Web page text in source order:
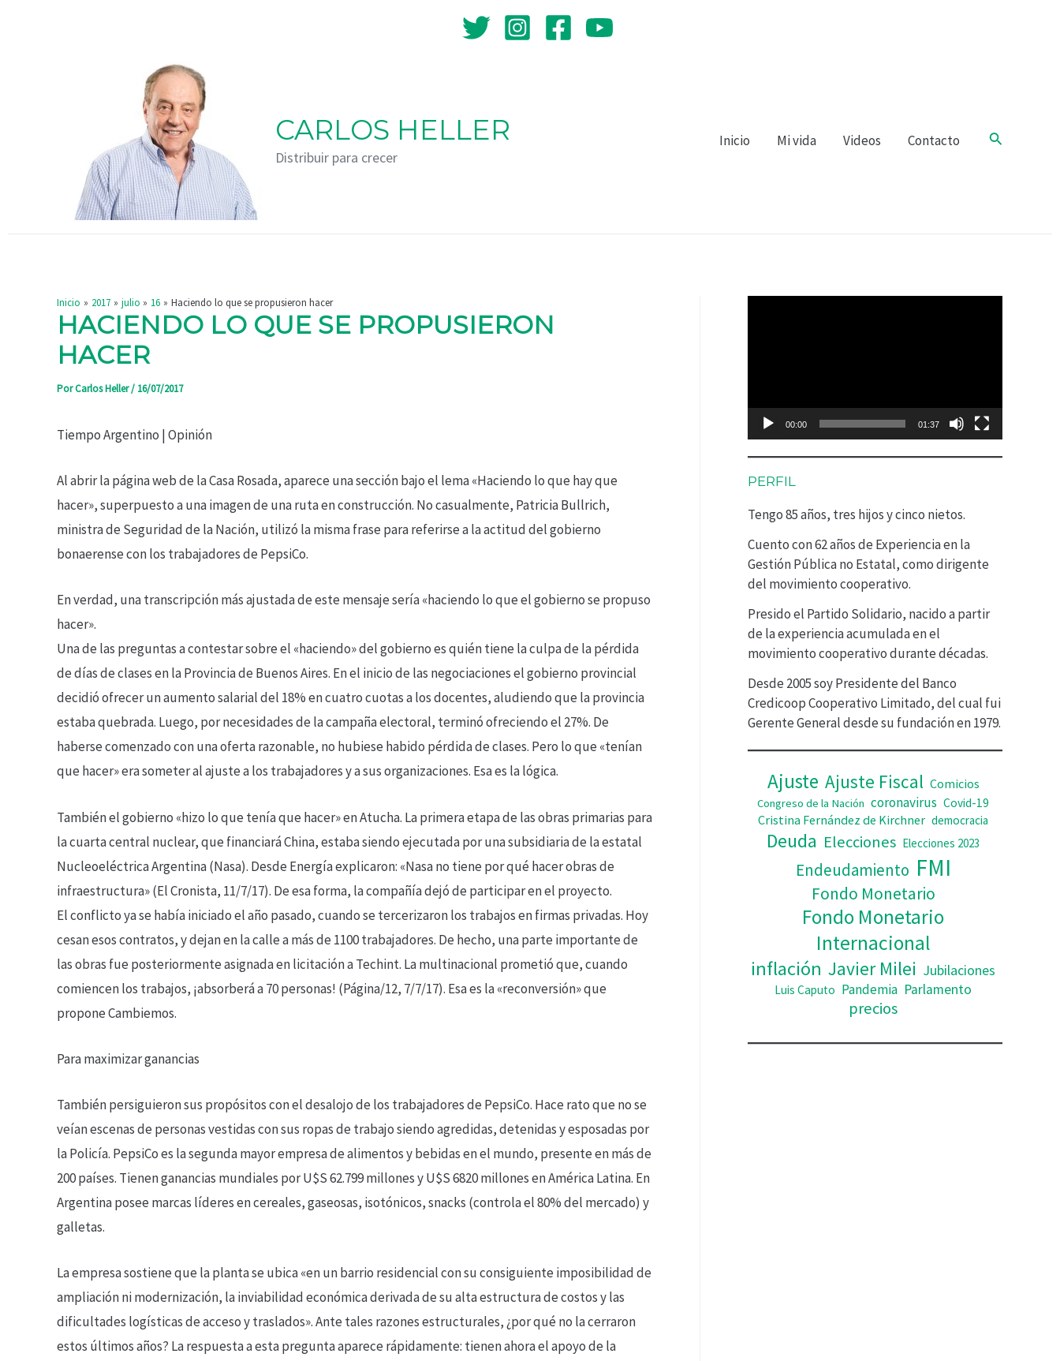
CARLOS HELLER
Distribuir para crecer
Inicio Mi vida Videos Contacto Buscar
Inicio 2017 julio 16 Haciendo lo que se propusieron hacer
HACIENDO LO QUE SE PROPUSIERON
HACER
PorCarlos Heller/ 16/07/2017
Tiempo Argentino | Opinión
Al abrir la página web de la Casa Rosada, aparece una sección bajo el lema «Haciendo lo que hay que
hacer», superpuesto a una imagen de una ruta en construcción. No casualmente, Patricia Bullrich,
ministra de Seguridad de la Nación, utilizó la misma frase para referirse a la actitud del gobierno
bonaerense con los trabajadores de PepsiCo.
En verdad, una transcripción más ajustada de este mensaje sería «haciendo lo que el gobierno se propuso
hacer».
Una de las preguntas a contestar sobre el «haciendo» del gobierno es quién tiene la culpa de la pérdida
de días de clases en la Provincia de Buenos Aires. En el inicio de las negociaciones el gobierno provincial
decidió ofrecer un aumento salarial del 18% en cuatro cuotas a los docentes, aludiendo que la provincia
estaba quebrada. Luego, por necesidades de la campaña electoral, terminó ofreciendo el 27%. De
haberse comenzado con una oferta razonable, no hubiese habido pérdida de clases. Pero lo que «tenían
que hacer» era someter al ajuste a los trabajadores y a sus organizaciones. Esa es la lógica.
También el gobierno «hizo lo que tenía que hacer» en Atucha. La primera etapa de las obras primarias para
la cuarta central nuclear, que financiará China, estaba siendo ejecutada por una subsidiaria de la estatal
Nucleoeléctrica Argentina (Nasa). Desde Energía explicaron: «Nasa no tiene por qué hacer obras de
infraestructura» (El Cronista, 11/7/17). De esa forma, la compañía dejó de participar en el proyecto.
El conflicto ya se había iniciado el año pasado, cuando se tercerizaron los trabajos en firmas privadas. Hoy
cesan esos contratos, y dejan en la calle a más de 1100 trabajadores. De hecho, una parte importante de
las obras fue posteriormente asignada en licitación a Techint. La multinacional prometió que, cuando
comiencen los trabajos, ¡absorberá a 70 personas! (Página/12, 7/7/17). Esa es la «reconversión» que
propone Cambiemos.
Para maximizar ganancias
También persiguieron sus propósitos con el desalojo de los trabajadores de PepsiCo. Hace rato que no se
veían escenas de personas vestidas con sus ropas de trabajo siendo agredidas, detenidas y esposadas por
la Policía. PepsiCo es la segunda mayor empresa de alimentos y bebidas en el mundo, presente en más de
200 países. Tienen ganancias mundiales por U$S 62.799 millones y U$S 6820 millones en América Latina. En
Argentina posee marcas líderes en cereales, gaseosas, isotónicos, snacks (controla el 80% del mercado) y
galletas.
La empresa sostiene que la planta se ubica «en un barrio residencial con su consiguiente imposibilidad de
ampliación ni modernización, la inviabilidad económica derivada de su alta estructura de costos y las
dificultades logísticas de acceso y traslados». Ante tales razones estructurales, ¿por qué no la cerraron
estos últimos años? La respuesta a esta pregunta aparece rápidamente: tienen ahora el apoyo de la
d
t
o
e
v
í
d
00:00 01:37
PERFIL
Tengo 85 años, tres hijos y cinco nietos.
Cuento con 62 años de Experiencia en la
Gestión Pública no Estatal, como dirigente
del movimiento cooperativo.
Presido el Partido Solidario, nacido a partir
de la experiencia acumulada en el
movimiento cooperativo durante décadas.
Desde 2005 soy Presidente del Banco
Credicoop Cooperativo Limitado, del cual fui
Gerente General desde su fundación en 1979.
Ajuste Ajuste Fiscal Comicios
Congreso de la Nación coronavirus Covid-19
Cristina Fernández de Kirchner democracia
Deuda Elecciones Elecciones 2023
Endeudamiento FMI
Fondo Monetario
Fondo Monetario
Internacional
inflación Javier Milei Jubilaciones
Luis Caputo Pandemia Parlamento
precios